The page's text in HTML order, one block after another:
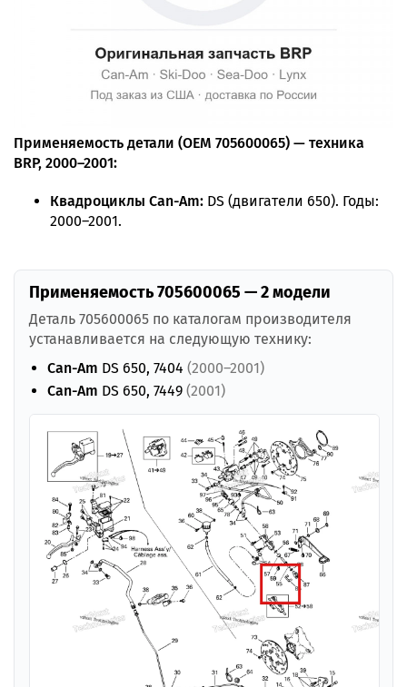
Применяемость детали (OEM 705600065) — техника
BRP, 2000–2001:
Квадроциклы Can-Am: DS (двигатели 650). Годы:
2000–2001.
Применяемость 705600065 — 2 модели
Деталь 705600065 по каталогам производителя
устанавливается на следующую технику:
Can-Am DS 650, 7404 (2000–2001)
Can-Am DS 650, 7449 (2001)